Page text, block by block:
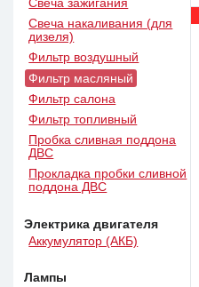
Свеча зажигания
Свеча накаливания (для
дизеля)
Фильтр воздушный
Фильтр масляный
Фильтр салона
Фильтр топливный
Пробка сливная поддона
ДВС
Прокладка пробки сливной
поддона ДВС
Электрика двигателя
Аккумулятор (АКБ)
Лампы